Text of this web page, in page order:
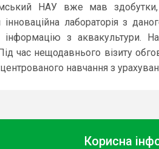
НАУ вже мав здобутки,
інноваційна лабораторія з
з аквакультури.
Під час нещодавнього візиту
навчання з
Корисна